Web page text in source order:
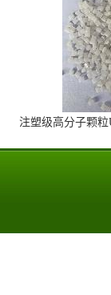
注塑级高分子颗粒